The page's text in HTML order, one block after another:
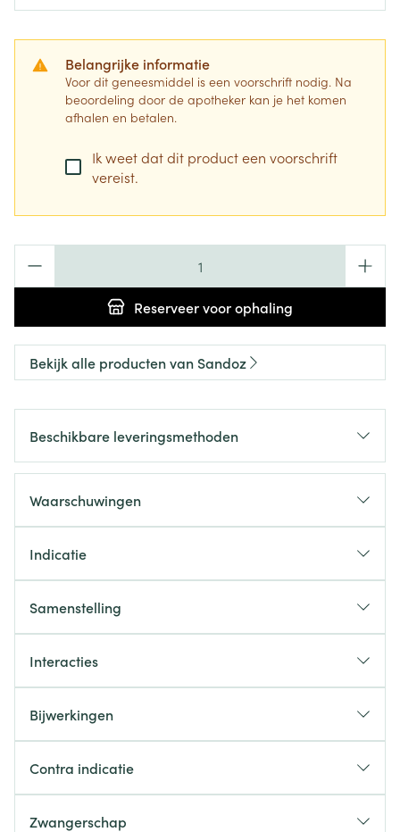
Belangrijke informatie
Voor dit geneesmiddel is een voorschrift nodig. Na
beoordeling door de apotheker kan je het komen
afhalen en betalen.
Ik weet dat dit product een voorschrift
vereist.
Reserveervoor ophaling
Bekijk alle producten van Sandoz
Beschikbare leveringsmethoden
Waarschuwingen
Indicatie
Samenstelling
Interacties
Bijwerkingen
Contra indicatie
Zwangerschap